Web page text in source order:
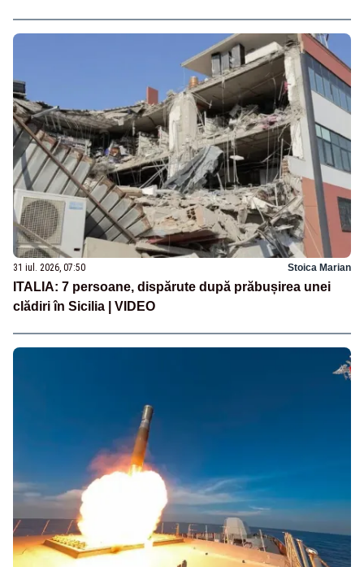
31 iul. 2026, 07:50 Stoica Marian
ITALIA: 7 persoane, dispărute după prăbușirea unei
clădiri în Sicilia | VIDEO